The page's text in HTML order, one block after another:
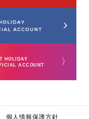
HOLIDAY
ACCOUNT
〉
個人情報保護方針